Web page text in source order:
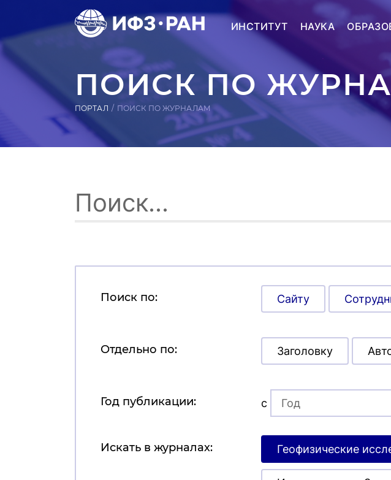
ИНСТИТУТ НАУКА
ПОИСК ПО
ПОРТАЛ ПОИСК ПО ЖУРНАЛАМ
Поиск по: Сайту
Отдельно по: Заголовку
Год публикации: с
Искать в журналах: Геофизические